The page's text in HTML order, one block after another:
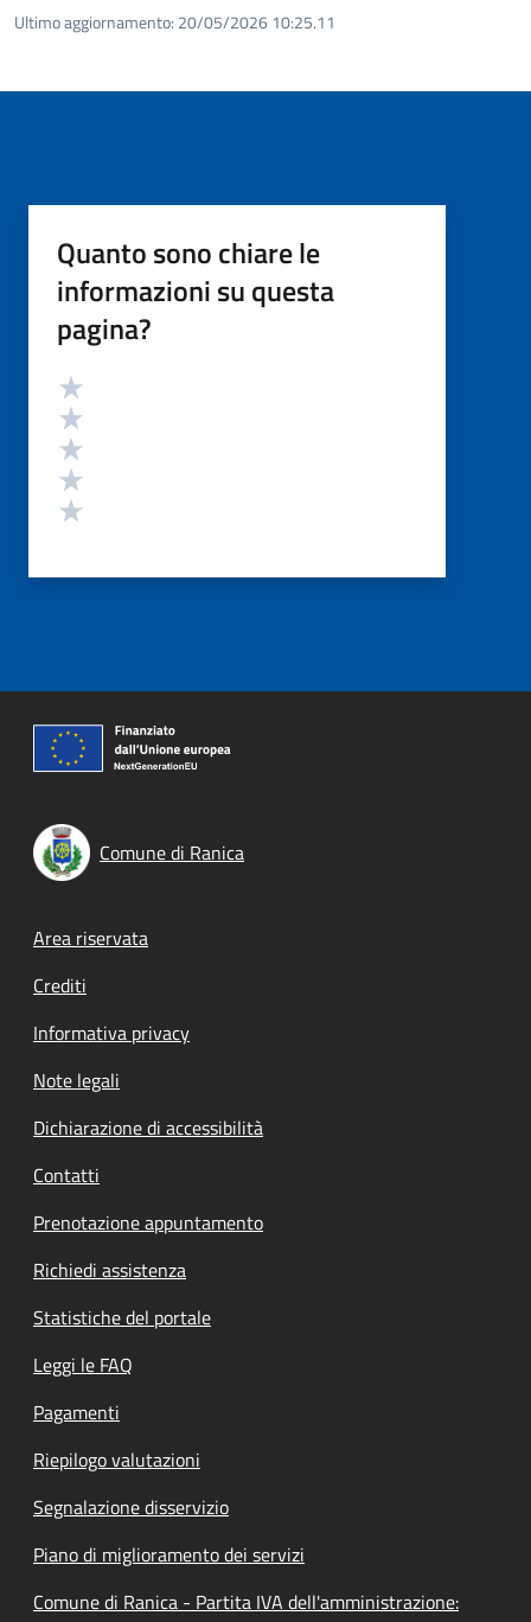
Ultimo aggiornamento: 20/05/2026 10:25.11
Quanto sono chiare le
informazioni su questa
pagina?
Valutazione
Comune di Ranica
Footer menu
Area riservata
Crediti
Informativa privacy
Note legali
Dichiarazione di accessibilità
Contatti
Prenotazione appuntamento
Richiedi assistenza
Statistiche del portale
Leggi le FAQ
Pagamenti
Riepilogo valutazioni
Segnalazione disservizio
Piano di miglioramento dei servizi
Comune di Ranica - Partita IVA dell'amministrazione: